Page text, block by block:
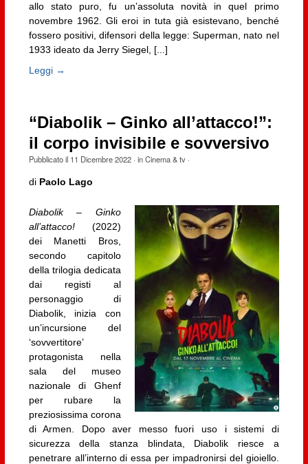
allo stato puro, fu un’assoluta novità in quel primo
novembre 1962. Gli eroi in tuta già esistevano, benché
fossero positivi, difensori della legge: Superman, nato nel
1933 ideato da Jerry Siegel, [...]
Leggi →
“Diabolik – Ginko all’attacco!”:
il corpo invisibile e sovversivo
Pubblicato il 11 Dicembre 2022· inCinema & tv·
di Paolo Lago
Diabolik – Ginko
all’attacco!(2022)
dei Manetti Bros,
secondo capitolo
della trilogia dedicata
dai registi al
personaggio di
Diabolik, inizia con
un’incursione del
‘sovvertitore’
protagonista nella
sala del museo
nazionale di Ghenf
per rubare la
preziosissima corona
di Armen. Dopo aver messo fuori uso i sistemi di
sicurezza della stanza blindata, Diabolik riesce a
penetrare all’interno di essa per impadronirsi del gioiello.